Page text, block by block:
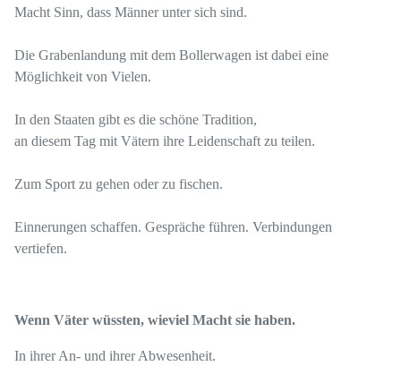
Macht Sinn, dass Männer unter sich sind.
Die Grabenlandung mit dem Bollerwagen ist dabei eine
Möglichkeit von Vielen.
In den Staaten gibt es die schöne Tradition,
an diesem Tag mit Vätern ihre Leidenschaft zu teilen.
Zum Sport zu gehen oder zu fischen.
Einnerungen schaffen. Gespräche führen. Verbindungen
vertiefen.
Wenn Väter wüssten, wieviel Macht sie haben.
In ihrer An- und ihrer Abwesenheit.